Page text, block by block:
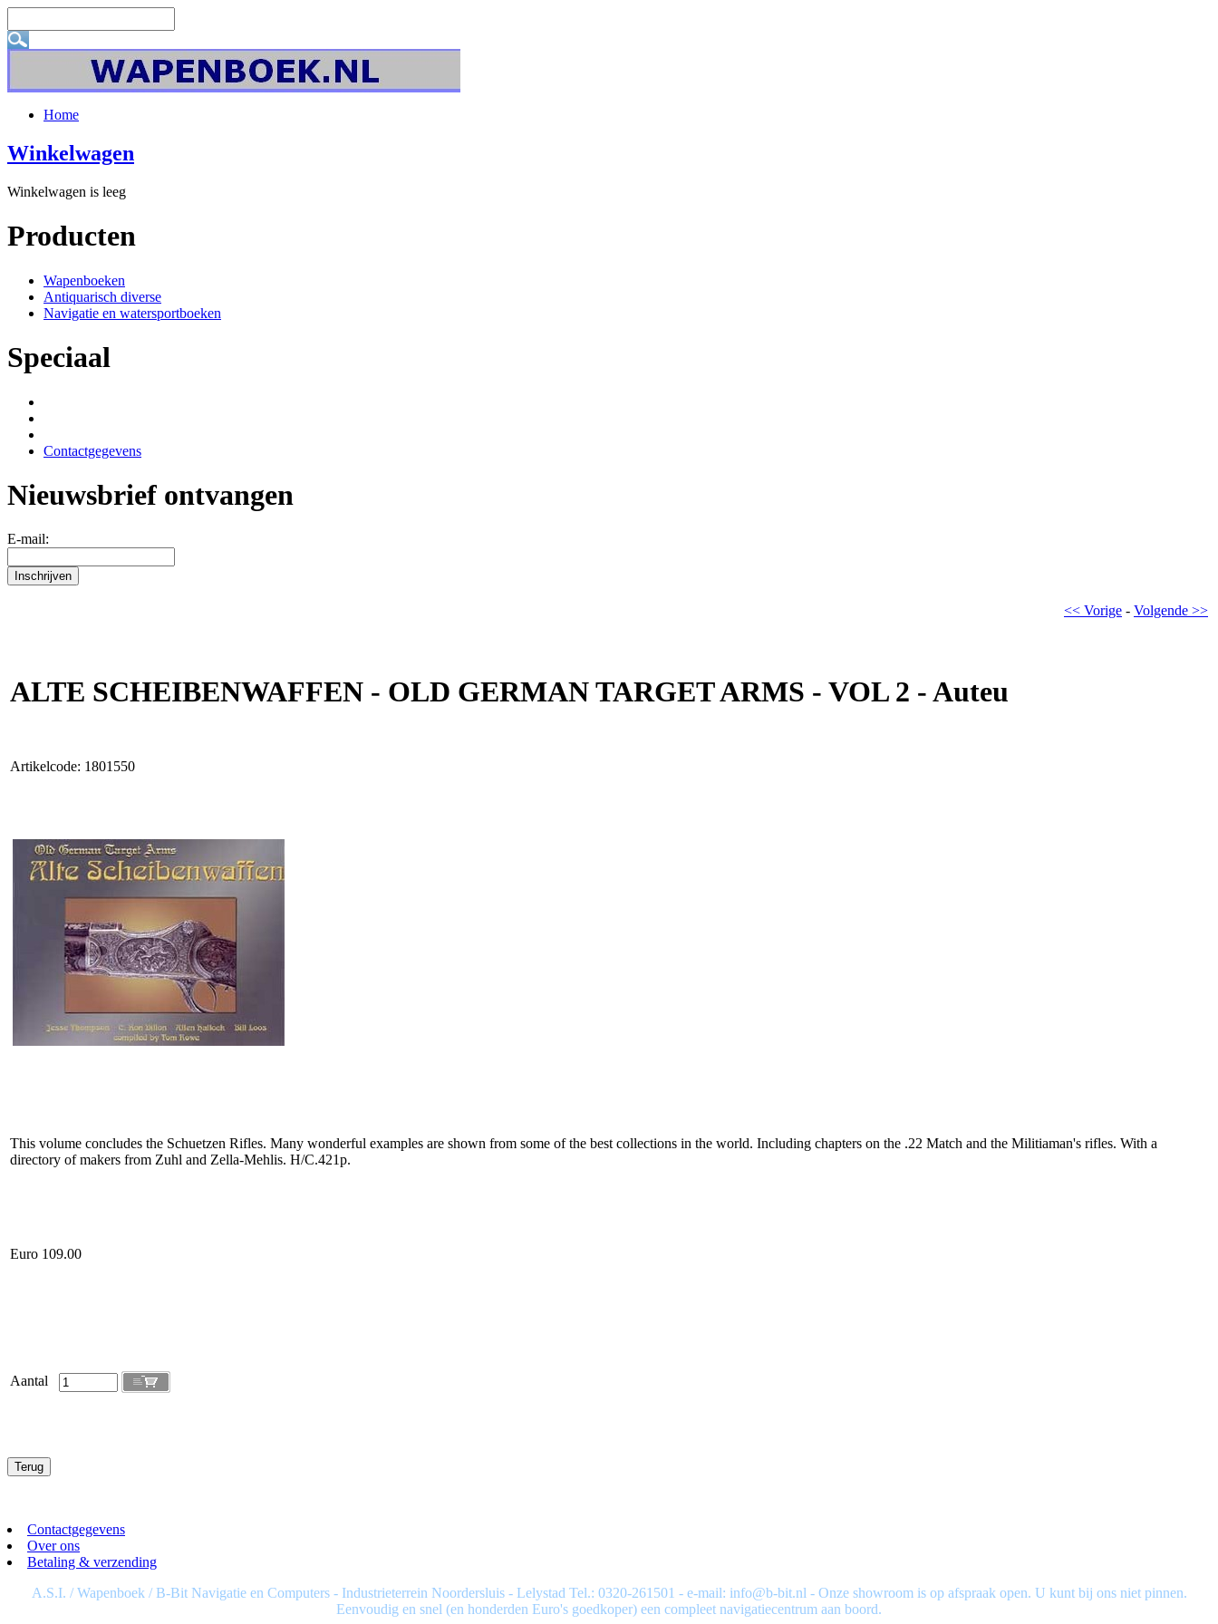
Home
Winkelwagen
Winkelwagen is leeg
Producten
Wapenboeken
Antiquarisch diverse
Navigatie en watersportboeken
Speciaal
Contactgegevens
Nieuwsbrief ontvangen
E-mail:
<< Vorige - Volgende >>
ALTE SCHEIBENWAFFEN - OLD GERMAN TARGET ARMS - VOL 2 - Auteu
Artikelcode: 1801550
This volume concludes the Schuetzen Rifles. Many wonderful examples are shown from some of the best collections in the world. Including chapters on the .22 Match and the Militiaman's rifles. With a
directory of makers from Zuhl and Zella-Mehlis. H/C.421p.
Euro 109.00
Aantal
Contactgegevens
Over ons
Betaling & verzending
A.S.I. / Wapenboek / B-Bit Navigatie en Computers - Industrieterrein Noordersluis - Lelystad Tel.: 0320-261501 - e-mail: info@b-bit.nl - Onze showroom is op afspraak open. U kunt bij ons niet pinnen.
Eenvoudig en snel (en honderden Euro's goedkoper) een compleet navigatiecentrum aan boord.